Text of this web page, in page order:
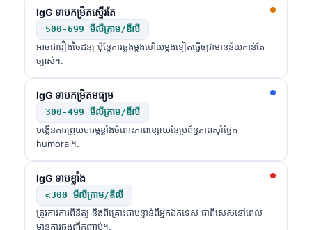
IgG ទាបកម្រិតស្ទើរតែ
500-699 មីលីក្រាម/ឌីលី
អាចជារឿងចៃដន្យ ប៉ុន្តែការឆ្លងម្តងហើយម្តងទៀតធ្វើឲ្យវាមានន័យកាន់តែ
ច្បាស់។.
IgG ទាបកម្រិតមធ្យម
300-499 មីលីក្រាម/ឌីលី
បង្កើនការព្រួយបារម្ភខ្លាំងចំពោះភាពខ្សោយនៃប្រព័ន្ធភាពស៊ាំផ្នែក
humoral។.
IgG ទាបខ្លាំង
<300 មីលីក្រាម/ឌីលី
ត្រូវការការពិនិត្យ និងពិគ្រោះជាបន្ទាន់ពីអ្នកឯកទេស ជាពិសេសនៅពេល
មានការឆ្លងញឹកញាប់។.